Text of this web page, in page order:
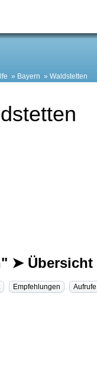
Bayern Waldstetten
➤ Übersicht
Empfehlungen Aufrufe